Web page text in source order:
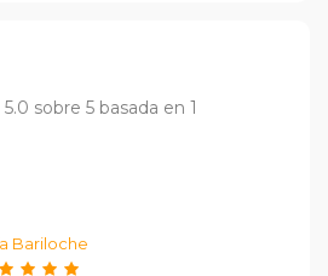
sobre 5 basada en 1
Bariloche